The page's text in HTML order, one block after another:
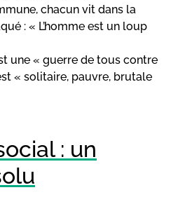
chacun vit dans la
: « L’homme est un loup
une « guerre de tous contre
« solitaire, pauvre, brutale
: un